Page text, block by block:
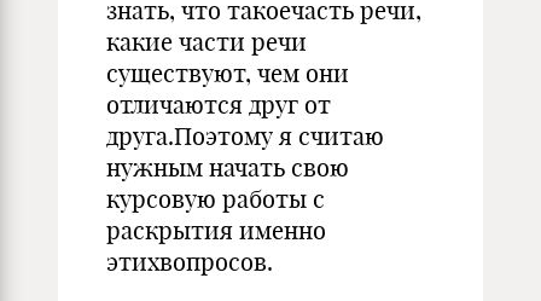
знать, что такоечасть речи,
какие части речи
существуют, чем они
отличаются друг от
друга.Поэтому я считаю
нужным начать свою
курсовую работы с
раскрытия именно
этихвопросов.